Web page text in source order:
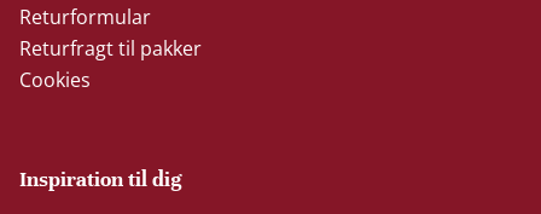
Returformular
Returfragt til pakker
Cookies
Inspiration til dig